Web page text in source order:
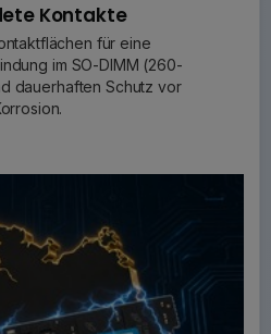
Kontakte
für eine
im SO-DIMM (260-
dauerhaften Schutz vor